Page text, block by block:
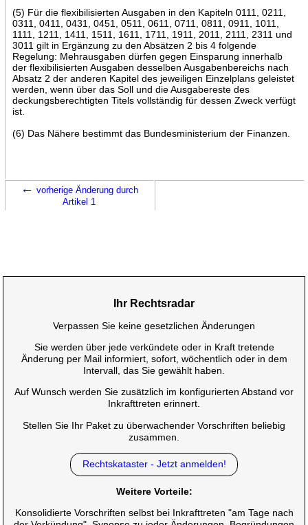
(5) Für die flexibilisierten Ausgaben in den Kapiteln 0111, 0211,
0311, 0411, 0431, 0451, 0511, 0611, 0711, 0811, 0911, 1011,
1111, 1211, 1411, 1511, 1611, 1711, 1911, 2011, 2111, 2311 und
3011 gilt in Ergänzung zu den Absätzen 2 bis 4 folgende
Regelung: Mehrausgaben dürfen gegen Einsparung innerhalb
der flexibilisierten Ausgaben desselben Ausgabenbereichs nach
Absatz 2 der anderen Kapitel des jeweiligen Einzelplans geleistet
werden, wenn über das Soll und die Ausgabereste des
deckungsberechtigten Titels vollständig für dessen Zweck verfügt
ist.
(6) Das Nähere bestimmt das Bundesministerium der Finanzen.
← vorherige Änderung durch
Artikel 1
Ihr Rechtsradar
Verpassen Sie keine gesetzlichen Änderungen
Sie werden über jede verkündete oder in Kraft tretende
Änderung per Mail informiert, sofort, wöchentlich oder in dem
Intervall, das Sie gewählt haben.
Auf Wunsch werden Sie zusätzlich im konfigurierten Abstand vor
Inkrafttreten erinnert.
Stellen Sie Ihr Paket zu überwachender Vorschriften beliebig
zusammen.
Rechtskataster - Jetzt anmelden!
Weitere Vorteile:
Konsolidierte Vorschriften selbst bei Inkrafttreten "am Tage nach